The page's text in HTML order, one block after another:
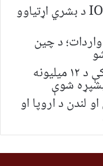
افغانستان کې اقلیمي بدلون؛ IOM د بشري اړتیاوو
واردات؛ د چین
د چغه او آقتاش پلونه؛ په کندز کې د ۱۲ میلیونه
لندن د اروپا او